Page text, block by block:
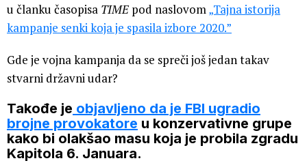
u članku časopisa TIME pod naslovom„Tajna istorija
kampanje senki koja je spasila izbore 2020.”
Gde je vojna kampanja da se spreči još jedan takav
stvarni državni udar?
Takođe je objavljeno da je FBI ugradio
brojne provokatore u konzervativne grupe
kako bi olakšao masu koja je probila zgradu
Kapitola 6. Januara.